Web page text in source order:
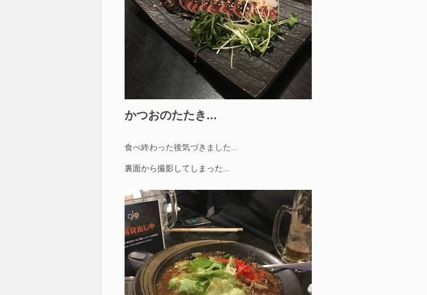
かつおのたたき...
食べ終わった後気づきました...
裏面から撮影してしまった...